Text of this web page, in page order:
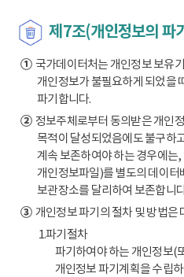
제7조(개인정보의 파
①국가데이터처는 개인정보 보유
개인정보가 불필요하게 되었을
파기합니다.
②정보주체로부터 동의받은 개인
목적이 달성되었음에도 불구하
계속 보존하여야 하는 경우에는
개인정보파일)를 별도의 데이
보관장소를 달리하여 보존합니
③개인정보 파기의 절차 및 방법은
1.파기절차
파기하여야 하는 개인정보(
개인정보 파기계획을 수립